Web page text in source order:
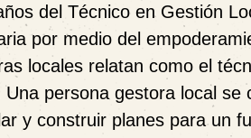
del Técnico en Gestión
por medio del
locales relatan como el
persona gestora local se
y construir planes para un